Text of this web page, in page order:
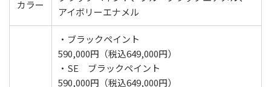
カラー
アイボリーエナメル
・ブラックペイント
590,000円（税込649,000円）
・SE ブラックペイント
590,000円（税込649,000円）